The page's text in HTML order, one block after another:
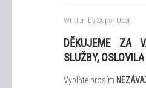
Written by Super User.
DĚKUJEME ZA
SLUŽBY, O
Vyplňte prosím